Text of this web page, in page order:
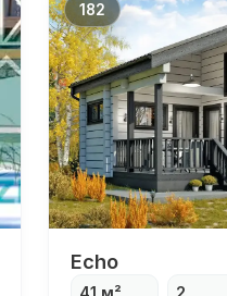
182
Echo
Echo